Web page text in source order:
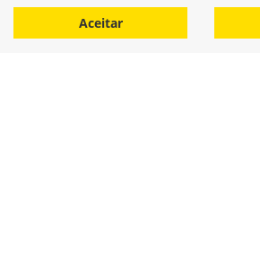
Ver Mais 11 lojas
Aceitar